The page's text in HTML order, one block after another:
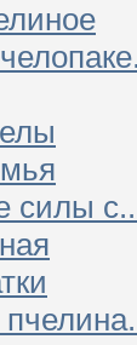
силы